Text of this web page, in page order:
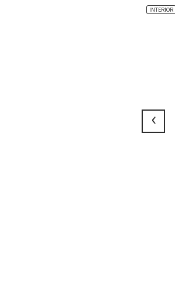
INTERIOR